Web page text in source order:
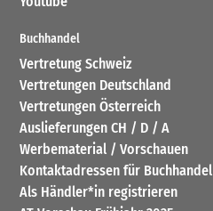
Buchhandel
Vertretung Schweiz
Vertretungen Deutschland
Vertretungen Österreich
Auslieferungen CH / D / A
Werbematerial / Vorschauen
Kontaktadressen für Buchhandel
Als Händler*in registrieren